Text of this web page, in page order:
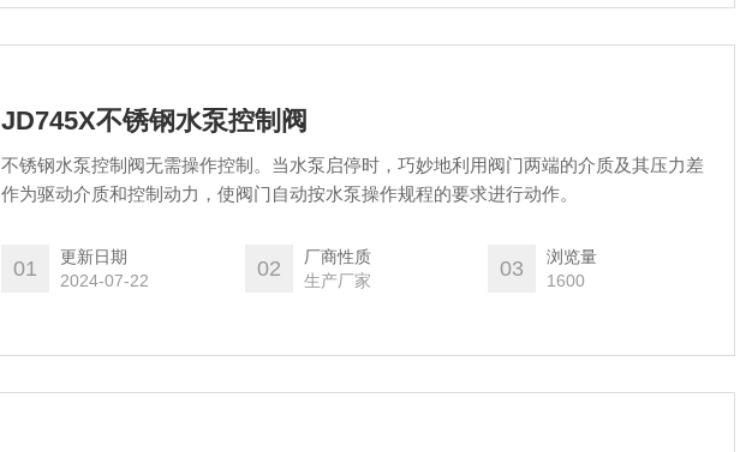
JD745X不锈钢水泵控制阀
不锈钢水泵控制阀无需操作控制。当水泵启停时，巧妙地利用阀门两端的介质及其压力差
作为驱动介质和控制动力，使阀门自动按水泵操作规程的要求进行动作。
01
更新日期
2024-07-22
02
厂商性质
生产厂家
03
浏览量
1600